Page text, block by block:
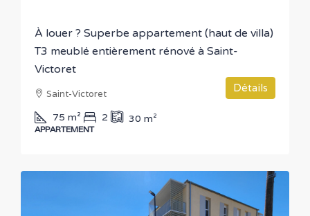
À louer ? Superbe appartement (haut de villa)
T3 meublé entièrement rénové à Saint-
Victoret
Saint-Victoret
75 m² 2 30 m²
APPARTEMENT
Détails